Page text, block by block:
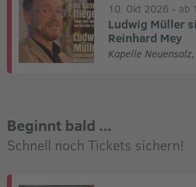
10. Okt 2026 - ab
Ludwig Müller
Reinhard Mey
Kapelle Neuensalz,
Beginnt bald ...
Schnell noch Tickets sichern!